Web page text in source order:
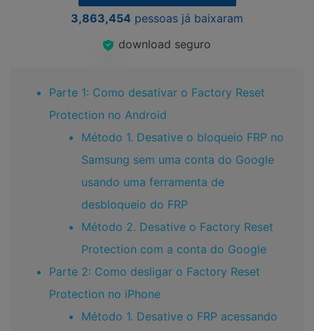
3,863,454 pessoas já baixaram
download seguro
Parte 1: Como desativar o Factory Reset
Protection no Android
Método 1. Desative o bloqueio FRP no
Samsung sem uma conta do Google
usando uma ferramenta de
desbloqueio do FRP
Método 2. Desative o Factory Reset
Protection com a conta do Google
Parte 2: Como desligar o Factory Reset
Protection no iPhone
Método 1. Desative o FRP acessando